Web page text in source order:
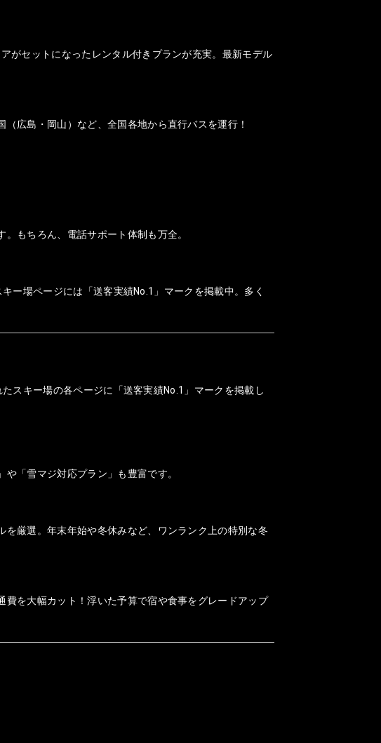
がセットになったレンタル付きプランが充実。最新モデル
広島・岡山）など、全国各地から直行バスを運行！
もちろん、電話サポート体制も万全。
ー場ページには「送客実績No.1」マークを掲載中。多く
スキー場の各ページに「送客実績No.1」マークを掲載し
「雪マジ対応プラン」も豊富です。
を厳選。年末年始や冬休みなど、ワンランク上の特別な冬
を大幅カット！浮いた予算で宿や食事をグレードアップ